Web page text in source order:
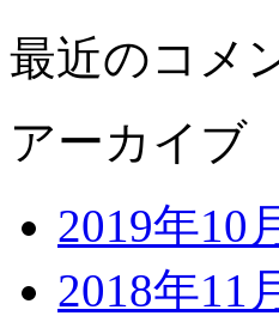
最近のコメ
アーカイブ
2019年10
2018年11